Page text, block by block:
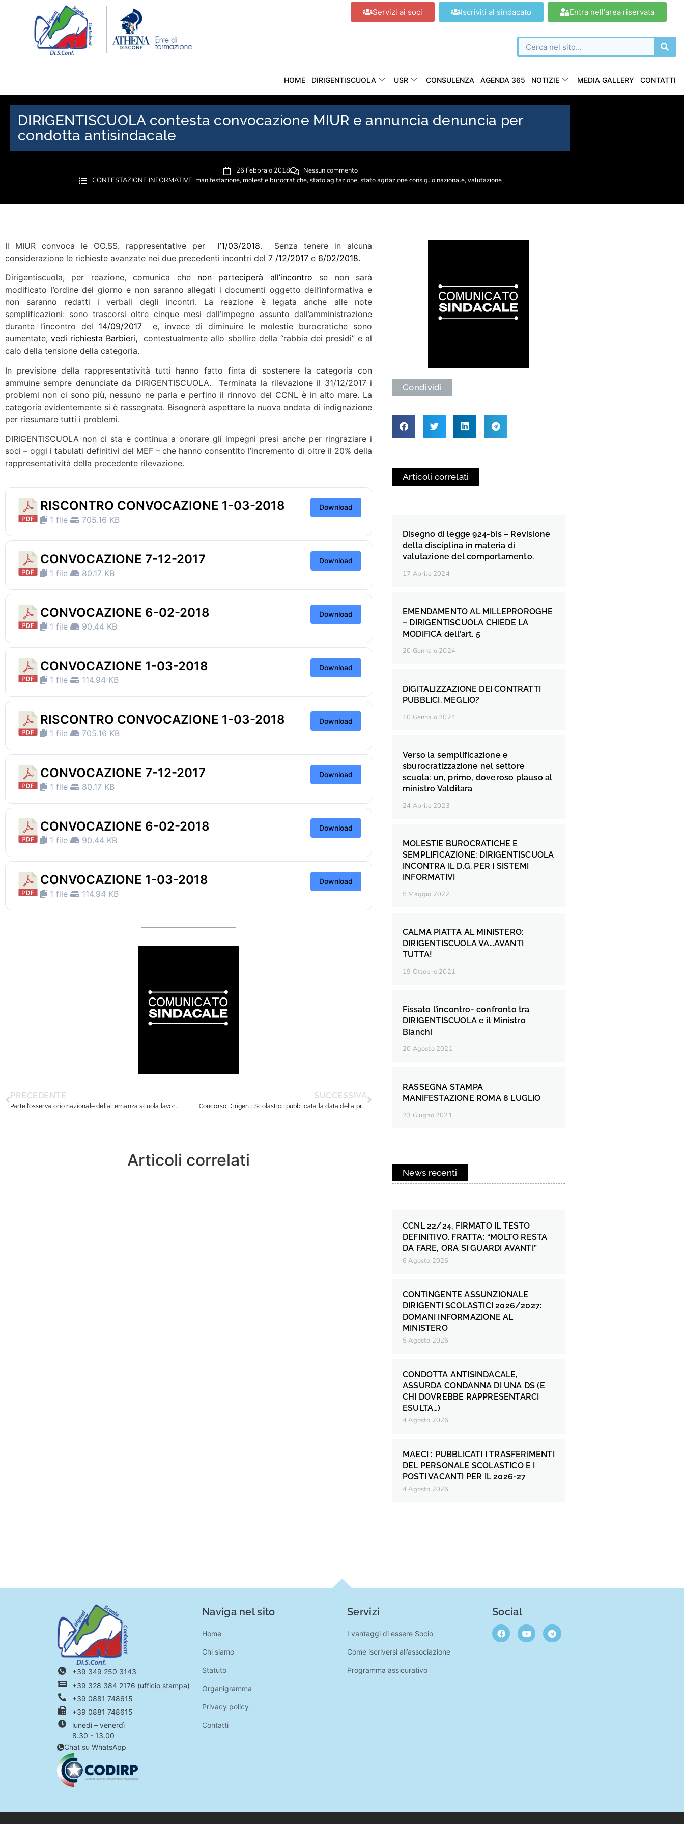
Servizi ai soci Iscriviti al sindacato Entra nell'area riservata
HOME DIRIGENTISCUOLA USR CONSULENZA AGENDA 365 NOTIZIE MEDIA GALLERY CONTATTI
DIRIGENTISCUOLA contesta convocazione MIUR e annuncia denuncia per
condotta antisindacale
26 Febbraio 2018
Nessun commento
CONTESTAZIONE INFORMATIVE, manifestazione, molestie burocratiche,stato agitazione,stato agitazione consiglio nazionale,valutazione
Il MIUR convoca le OO.SS. rappresentative per l’1/03/2018. Senza tenere in alcuna
considerazione le richieste avanzate nei due precedenti incontri del 7 /12/2017 e 6/02/2018.
Dirigentiscuola, per reazione, comunica che non parteciperà all’incontro se non sarà
modificato l’ordine del giorno e non saranno allegati i documenti oggetto dell’informativa e
non saranno redatti i verbali degli incontri. La reazione è legata anche alle note
semplificazioni: sono trascorsi oltre cinque mesi dall’impegno assunto dall’amministrazione
durante l’incontro del 14/09/2017e, invece di diminuire le molestie burocratiche sono
aumentate,vedi richiesta Barbieri, contestualmente allo sbollire della “rabbia dei presidi” e al
calo della tensione della categoria.
In previsione della rappresentatività tutti hanno fatto finta di sostenere la categoria con
ammuine sempre denunciate da DIRIGENTISCUOLA. Terminata la rilevazione il 31/12/2017 i
problemi non ci sono più, nessuno ne parla e perfino il rinnovo del CCNL è in alto mare. La
categoria evidentemente si è rassegnata. Bisognerà aspettare la nuova ondata di indignazione
per riesumare tutti i problemi.
DIRIGENTISCUOLA non ci sta e continua a onorare gli impegni presi anche per ringraziare i
soci – oggi i tabulati definitivi del MEF – che hanno consentito l’incremento di oltre il 20% della
rappresentatività della precedente rilevazione.
RISCONTRO CONVOCAZIONE 1-03-2018
1 file 705.16 KB
Download
CONVOCAZIONE 7-12-2017
1 file 80.17 KB
Download
CONVOCAZIONE 6-02-2018
1 file 90.44 KB
Download
CONVOCAZIONE 1-03-2018
1 file 114.94 KB
Download
RISCONTRO CONVOCAZIONE 1-03-2018
1 file 705.16 KB
Download
CONVOCAZIONE 7-12-2017
1 file 80.17 KB
Download
CONVOCAZIONE 6-02-2018
1 file 90.44 KB
Download
CONVOCAZIONE 1-03-2018
1 file 114.94 KB
Download
PRECEDENTE
Parte l’osservatorio nazionale dell’alternanza scuola lavoro
SUCCESSIVA
Concorso Dirigenti Scolastici: pubblicata la data della prova selettiva
Articoli correlati
Condividi
Articoli correlati
Disegno di legge 924-bis – Revisione
della disciplina in materia di
valutazione del comportamento.
17 Aprile 2024
EMENDAMENTO AL MILLEPROROGHE
– DIRIGENTISCUOLA CHIEDE LA
MODIFICA dell’art. 5
20 Gennaio 2024
DIGITALIZZAZIONE DEI CONTRATTI
PUBBLICI. MEGLIO?
10 Gennaio 2024
Verso la semplificazione e
sburocratizzazione nel settore
scuola: un, primo, doveroso plauso al
ministro Valditara
24 Aprile 2023
MOLESTIE BUROCRATICHE E
SEMPLIFICAZIONE: DIRIGENTISCUOLA
INCONTRA IL D.G. PER I SISTEMI
INFORMATIVI
5 Maggio 2022
CALMA PIATTA AL MINISTERO:
DIRIGENTISCUOLA VA…AVANTI
TUTTA!
19 Ottobre 2021
Fissato l’incontro- confronto tra
DIRIGENTISCUOLA e il Ministro
Bianchi
20 Agosto 2021
RASSEGNA STAMPA
MANIFESTAZIONE ROMA 8 LUGLIO
23 Giugno 2021
News recenti
CCNL 22/24, FIRMATO IL TESTO
DEFINITIVO. FRATTA: “MOLTO RESTA
DA FARE, ORA SI GUARDI AVANTI”
6 Agosto 2026
CONTINGENTE ASSUNZIONALE
DIRIGENTI SCOLASTICI 2026/2027:
DOMANI INFORMAZIONE AL
MINISTERO
5 Agosto 2026
CONDOTTA ANTISINDACALE,
ASSURDA CONDANNA DI UNA DS (E
CHI DOVREBBE RAPPRESENTARCI
ESULTA…)
4 Agosto 2026
MAECI : PUBBLICATI I TRASFERIMENTI
DEL PERSONALE SCOLASTICO E I
POSTI VACANTI PER IL 2026-27
4 Agosto 2026
+39 349 250 3143
+39 328 384 2176 (ufficio stampa)
+39 0881 748615
+39 0881 748615
lunedì – venerdì
8.30 - 13.00
Chat su WhatsApp
Naviga nel sito
Home
Chi siamo
Statuto
Organigramma
Privacy policy
Contatti
Servizi
I vantaggi di essere Socio
Come iscriversi all’associazione
Programma assicurativo
Social